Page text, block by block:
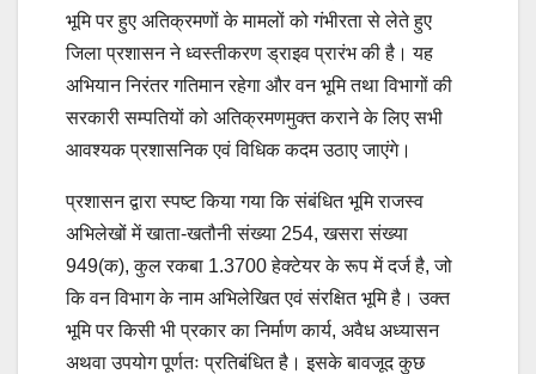
भूमि पर हुए अतिक्रमणों के मामलों को गंभीरता से लेते हुए
जिला प्रशासन ने ध्वस्तीकरण ड्राइव प्रारंभ की है। यह
अभियान निरंतर गतिमान रहेगा और वन भूमि तथा विभागों की
सरकारी सम्पतियों को अतिक्रमणमुक्त कराने के लिए सभी
आवश्यक प्रशासनिक एवं विधिक कदम उठाए जाएंगे।
प्रशासन द्वारा स्पष्ट किया गया कि संबंधित भूमि राजस्व
अभिलेखों में खाता-खतौनी संख्या 254, खसरा संख्या
949(क), कुल रकबा 1.3700 हेक्टेयर के रूप में दर्ज है, जो
कि वन विभाग के नाम अभिलेखित एवं संरक्षित भूमि है। उक्त
भूमि पर किसी भी प्रकार का निर्माण कार्य, अवैध अध्यासन
अथवा उपयोग पूर्णतः प्रतिबंधित है। इसके बावजूद कुछ